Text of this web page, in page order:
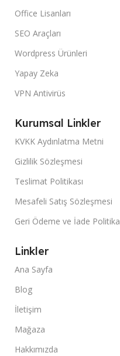
Office Lisanları
SEO Araçları
Wordpress Ürünleri
Yapay Zeka
VPN Antivirüs
Kurumsal Linkler
KVKK Aydınlatma Metni
Gizlilik Sözleşmesi
Teslimat Politikası
Mesafeli Satış Sözleşmesi
Geri Ödeme ve İade
Linkler
Ana Sayfa
Blog
İletişim
Mağaza
Hakkımızda